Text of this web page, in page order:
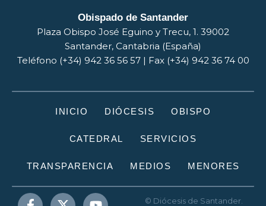
Obispado de Santander
Plaza Obispo José Eguino y Trecu, 1. 39002
Santander, Cantabria (España)
Teléfono (+34) 942 36 56 57 | Fax (+34) 942 36 74 00
INICIO DIÓCESIS OBISPO
CATEDRAL SERVICIOS
TRANSPARENCIA MEDIOS MENORES
© Diócesis de Santander.